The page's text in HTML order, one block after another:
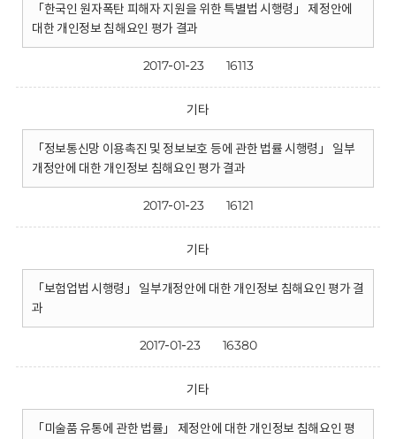
「한국인 원자폭탄 피해자 지원을 위한 특별법 시행령」 제정안에
대한 개인정보 침해요인 평가 결과
2017-01-23 16113
기타
「정보통신망 이용촉진 및 정보보호 등에 관한 법률 시행령」 일부
개정안에 대한 개인정보 침해요인 평가 결과
2017-01-23 16121
기타
「보험업법 시행령」 일부개정안에 대한 개인정보 침해요인 평가 결
과
2017-01-23 16380
기타
「미술품 유통에 관한 법률」 제정안에 대한 개인정보 침해요인 평